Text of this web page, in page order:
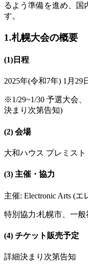
るよう準備を進め、国
す。
1.札幌大会の概要
(1)日程
2025年(令和7年) 1月29
※1/29~1/30 予選大会
決まり次第告知)
(2) 会場
大和ハウス プレミスト
(3) 主催・協力
主催: Electronic Arts (
特別協力:札幌市、一
(4) チケット販売予定
詳細決まり次第告知